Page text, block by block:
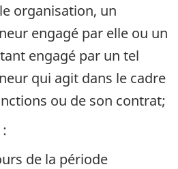
organisation, un
engagé par elle ou un
engagé par un tel
qui agit dans le cadre
ou de son contrat;
de la période